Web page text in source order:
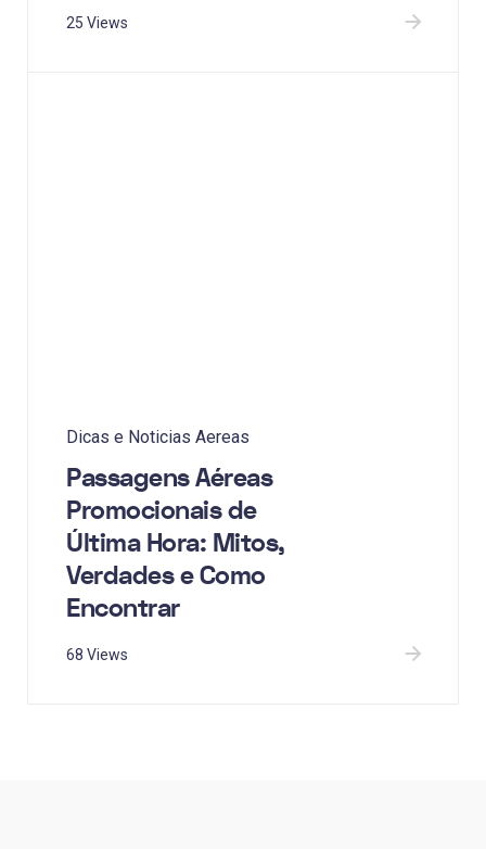
25 Views
Dicas e Noticias Aereas
Passagens Aéreas
Promocionais de
Última Hora: Mitos,
Verdades e Como
Encontrar
68 Views